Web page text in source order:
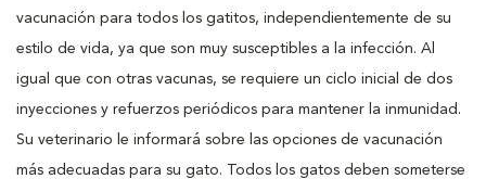
vacunación para todos los gatitos, independientemente de su
estilo de vida, ya que son muy susceptibles a la infección. Al
igual que con otras vacunas, se requiere un ciclo inicial de dos
inyecciones y refuerzos periódicos para mantener la inmunidad.
Su veterinario le informará sobre las opciones de vacunación
más adecuadas para su gato. Todos los gatos deben someterse